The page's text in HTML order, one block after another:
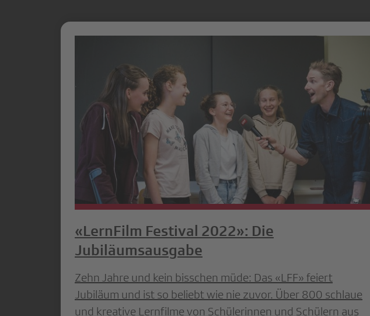
«LernFilm Festival 2022»: Die
Jubiläumsausgabe
Zehn Jahre und kein bisschen müde: Das «LFF» feiert
Jubiläum und ist so beliebt wie nie zuvor. Über 800 schlaue
und kreative Lernfilme von Schülerinnen und Schülern aus